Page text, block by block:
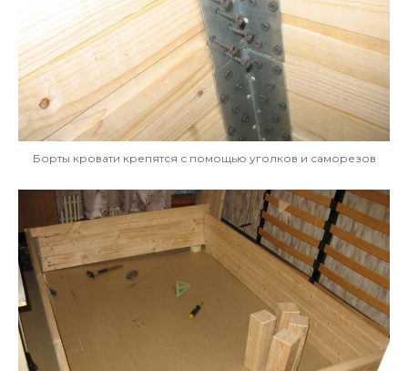
Борты кровати крепятся с помощью уголков и саморезов